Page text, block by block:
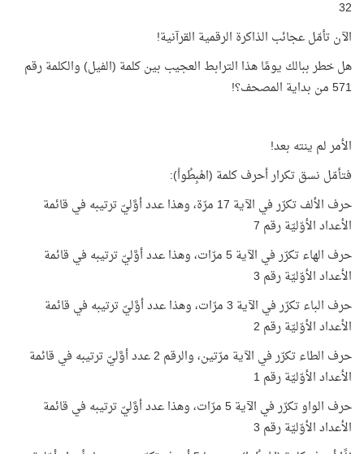
32
الآن تأمّل عجائب الذاكرة الرقمية القرآنية!
هل خطر ببالك يومًا هذا الترابط العجيب بين كلمة (الفيل) والكلمة رقم
571 من بداية المصحف؟!
الأمر لم ينته بعد!
فتأمّل نسق تكرار أحرف كلمة (اهْبِطُواْ):
حرف الألف تكرّر في الآية 17 مرّة، وهذا عدد أوَّليّ ترتيبه في قائمة
الأعداد الأوّليّة رقم 7
حرف الهاء تكرّر في الآية 5 مرّات، وهذا عدد أوَّليّ ترتيبه في قائمة
الأعداد الأوّليّة رقم 3
حرف الباء تكرّر في الآية 3 مرّات، وهذا عدد أوَّليّ ترتيبه في قائمة
الأعداد الأوّليّة رقم 2
حرف الطاء تكرّر في الآية مرّتين، والرقم 2 عدد أوَّليّ ترتيبه في قائمة
الأعداد الأوّليّة رقم 1
حرف الواو تكرّر في الآية 5 مرّات، وهذا عدد أوَّليّ ترتيبه في قائمة
الأعداد الأوّليّة رقم 3